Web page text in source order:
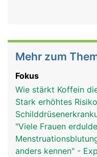
Mehr zum
Fokus
Wie stärkt Koffein
Stark erhöhtes
"Viele Frauen
anders kennen" -